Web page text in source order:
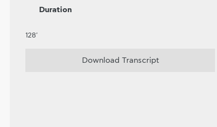
Duration
128'
Download Transcript